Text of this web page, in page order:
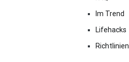
Im Trend
Lifehacks
Richtlinien